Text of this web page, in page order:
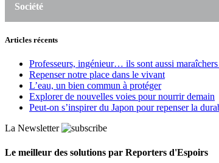
Société
Articles récents
Professeurs, ingénieur… ils sont aussi
Repenser notre place dans le vivant
L’eau, un bien commun à protéger
Explorer de nouvelles voies pour nourrir demain
Peut‑on s’inspirer du Japon pour repenser la
La Newsletter
Le meilleur des solutions par Reporters d'Espoirs